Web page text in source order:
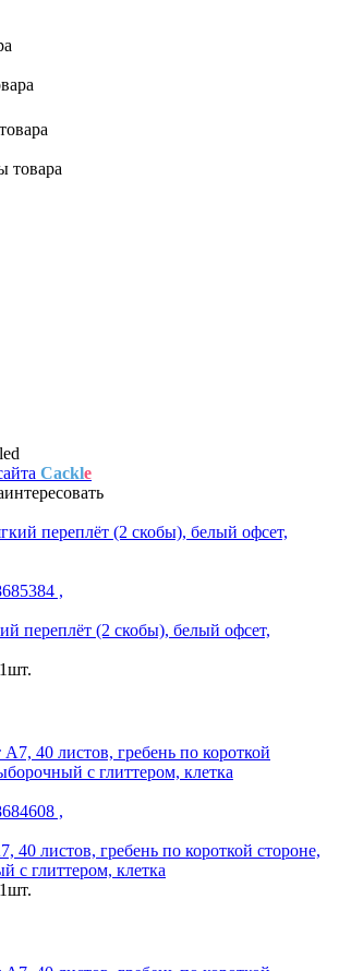
товара
Cackle
,
переплёт (2 скобы), белый офсет,
,
40 листов, гребень по короткой стороне,
с глиттером, клетка